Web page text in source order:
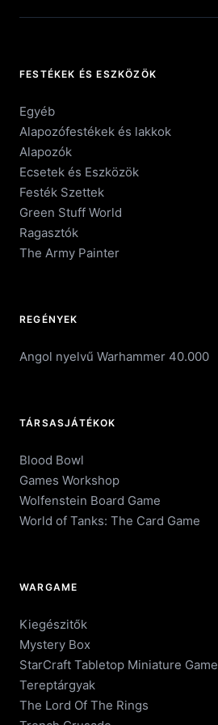
FESTÉKEK ÉS ESZKÖZÖK
Egyéb
Alapozófestékek és lakkok
Alapozók
Ecsetek és Eszközök
Festék Szettek
Green Stuff World
Ragasztók
The Army Painter
REGÉNYEK
Angol nyelvű Warhammer 40.000
TÁRSASJÁTÉKOK
Blood Bowl
Games Workshop
Wolfenstein Board Game
World of Tanks: The Card Game
WARGAME
Kiegészitők
Mystery Box
StarCraft Tabletop Miniature Game
Tereptárgyak
The Lord Of The Rings